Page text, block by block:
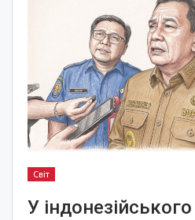
Світ
У індонезійського